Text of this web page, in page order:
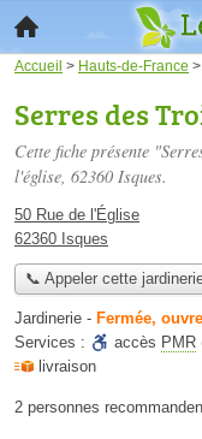
Accueil > Hauts-de-France >
Serres des
Cette fiche présente
l'église, 62360 Isques.
50 Rue de l'Église
62360 Isques
📞 Appeler cette
Jardinerie - Fermée,
Services :
accès PMR
livraison
2 personnes